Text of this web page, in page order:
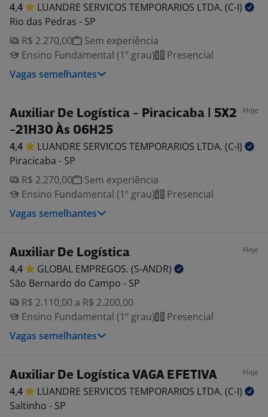
4,4 LUANDRE SERVICOS TEMPORARIOS LTDA. (C-I)
Rio das Pedras - SP
R$ 2.270,00
Sem experiência
Ensino Fundamental (1º grau)
Presencial
Vagas semelhantes
Auxiliar De Logística - Piracicaba | 5X2
-21H30 Às 06H25
Hoje
4,4 LUANDRE SERVICOS TEMPORARIOS LTDA. (C-I)
Piracicaba - SP
R$ 2.270,00
Sem experiência
Ensino Fundamental (1º grau)
Presencial
Vagas semelhantes
Auxiliar De Logística Hoje
4,4 GLOBAL EMPREGOS. (S-ANDR)
São Bernardo do Campo - SP
R$ 2.110,00 a R$ 2.200,00
Ensino Fundamental (1º grau)
Presencial
Vagas semelhantes
Auxiliar De Logística VAGA EFETIVA Hoje
4,4 LUANDRE SERVICOS TEMPORARIOS LTDA. (C-I)
Saltinho - SP